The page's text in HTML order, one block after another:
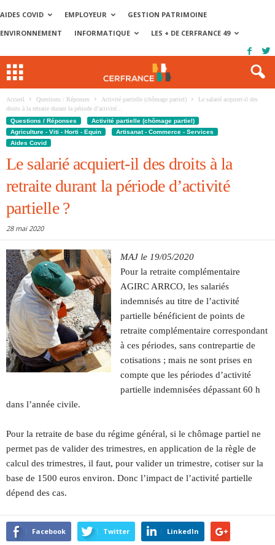
AIDES COVID EMPLOYEUR
GESTION PATRIMOINE
ENVIRONNEMENT
INFORMATIQUE LES + DE CERFRANCE 49
Accueil Questions / Réponses Activité partielle (chômage partiel)
Le salarié acquiert-il des
droits à la retraite durant la période d’activité...
Questions / Réponses
Activité partielle (chômage partiel)
Agriculture - Viti - Horti - Equin
Artisanat - Commerce - Services
Aides Covid
Le salarié acquiert-il des droits à la
retraite durant la période d’activité
partielle ?
28 mai 2020
MAJ le 19/05/2020
Pour la retraite complémentaire
AGIRC ARRCO, les salariés
indemnisés au titre de l’activité
partielle bénéficient de points de
retraite complémentaire correspondant
à ces périodes, sans contrepartie de
cotisations ; mais ne sont prises en
compte que les périodes d’activité
partielle indemnisées dépassant 60 h
dans l’année civile.
Pour la retraite de base du régime général, si le chômage partiel ne
permet pas de valider des trimestres, en application de la règle de
calcul des trimestres, il faut, pour valider un trimestre, cotiser sur la
base de 1500 euros environ. Donc l’impact de l’activité partielle
dépend des cas.
Facebook Twitter LinkedIn